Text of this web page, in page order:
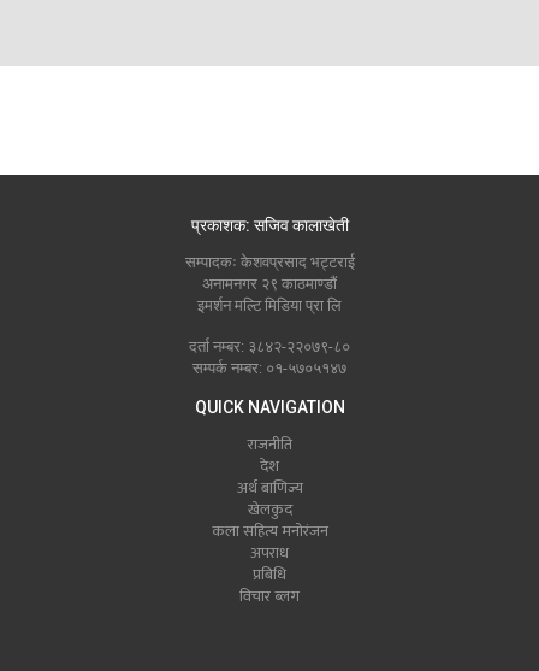
प्रकाशक: सजिव कालाखेती
सम्पादकः केशवप्रसाद भट्टराई
अनामनगर २९ काठमाण्डौं
इमर्शन मल्टि मिडिया प्रा लि
दर्ता नम्बर: ३८४२-२२०७९-८०
सम्पर्क नम्बर: ०१-५७०५१४७
QUICK NAVIGATION
राजनीति
देश
अर्थ बाणिज्य
खेलकुद
कला सहित्य मनोरंजन
अपराध
प्रबिधि
विचार ब्लग